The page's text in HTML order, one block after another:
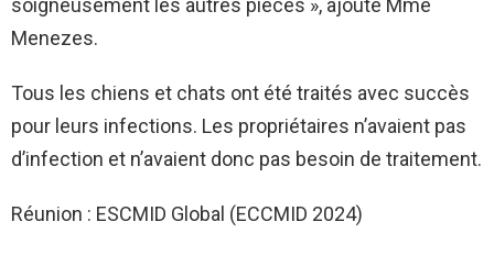
soigneusement les autres pièces », ajoute Mme
Menezes.
Tous les chiens et chats ont été traités avec succès
pour leurs infections. Les propriétaires n’avaient pas
d’infection et n’avaient donc pas besoin de traitement.
Réunion : ESCMID Global (ECCMID 2024)